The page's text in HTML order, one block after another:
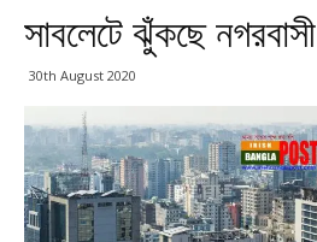
সাবলেটে ঝুঁকছে নগরবাসী
30th August 2020